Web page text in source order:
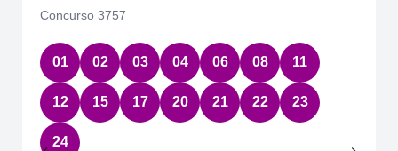
Concurso 3757
01 02 03 04 06 08 11
12 15 17 20 21 22 23
24